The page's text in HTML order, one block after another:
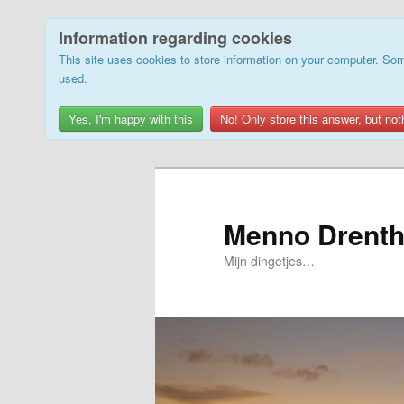
Information regarding cookies
This site uses cookies to store information on your computer.
used.
Yes, I'm happy with this No! Only store this answer, but
Menno
Mijn dingetjes…